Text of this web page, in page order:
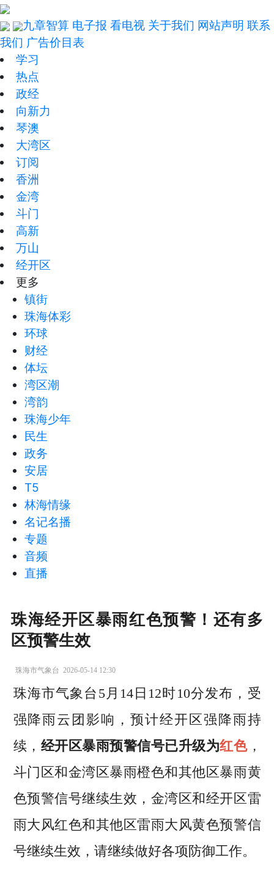
九章智算 电子报 看电视 关于我们 网站声明 联系
我们 广告价目表
学习
热点
政经
向新力
琴澳
大湾区
订阅
香洲
金湾
斗门
高新
万山
经开区
更多
镇街
珠海体彩
环球
财经
体坛
湾区潮
湾韵
珠海少年
民生
政务
安居
T5
林海情缘
名记名播
专题
音频
直播
珠海经开区暴雨红色预警！还有多
区预警生效
珠海市气象台 2026-05-14 12:30
珠海市气象台5月14日12时10分发布，受
强降雨云团影响，预计经开区强降雨持
续， 经开区暴雨预警信号已升级为红色，
斗门区和金湾区暴雨橙色和其他区暴雨黄
色预警信号继续生效，金湾区和经开区雷
雨大风红色和其他区雷雨大风黄色预警信
号继续生效，请继续做好各项防御工作。